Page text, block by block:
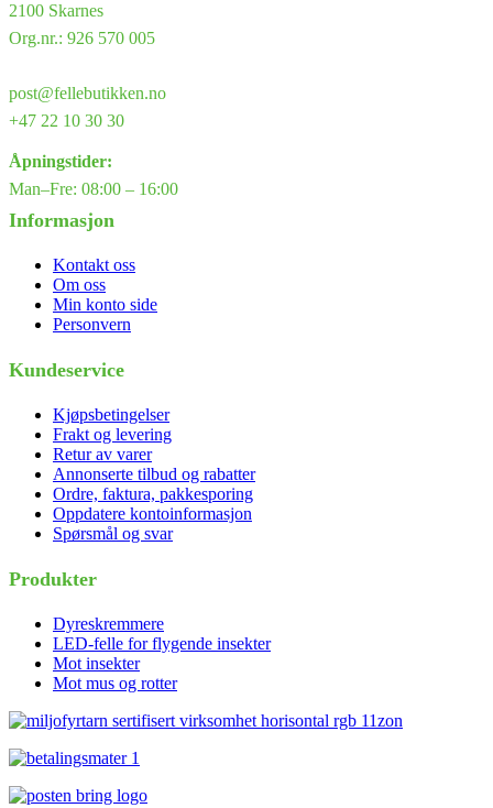
2100 Skarnes
Org.nr.: 926 570 005
post@fellebutikken.no
+47 22 10 30 30
Åpningstider:
Man–Fre: 08:00 – 16:00
Informasjon
Kontakt oss
Om oss
Min konto side
Personvern
Kundeservice
Kjøpsbetingelser
Frakt og levering
Retur av varer
Annonserte tilbud og rabatter
Ordre, faktura, pakkesporing
Oppdatere kontoinformasjon
Spørsmål og svar
Produkter
Dyreskremmere
LED-felle for flygende insekter
Mot insekter
Mot mus og rotter